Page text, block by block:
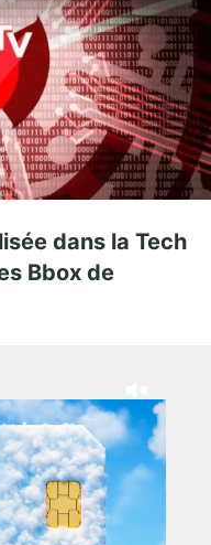
dans la Tech
Bbox de